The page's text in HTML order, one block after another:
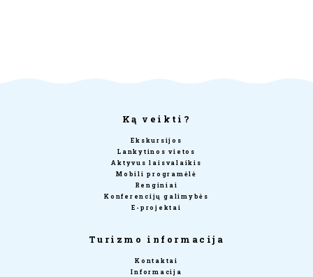
Ką veikti?
Ekskursijos
Lankytinos vietos
Aktyvus laisvalaikis
Mobili programėlė
Renginiai
Konferencijų galimybės
E-projektai
Turizmo informacija
Kontaktai
Informacija